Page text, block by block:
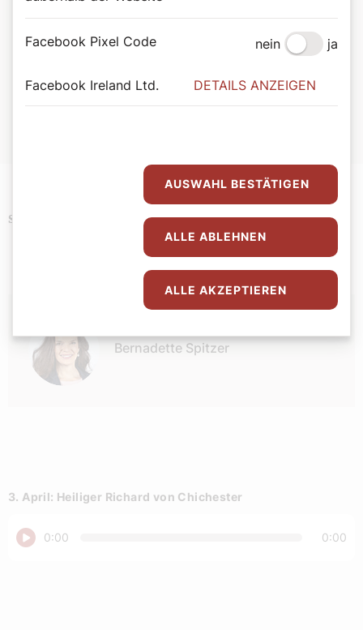
Bernadette Spitzer
Jahr.
Schlagwörter Podcast
Bernadette Spitzer
3. April: Heiliger Richard von Chichester
Abspielen
0:00 0:00
Facebook Pixel Code nein ja
Facebook Ireland Ltd. DETAILS ANZEIGEN
AUSWAHL BESTÄTIGEN
ALLE ABLEHNEN
ALLE AKZEPTIEREN